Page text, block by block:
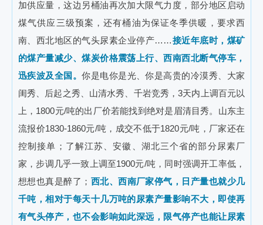
加供应量，这边另桶油再次加大限气力度，部分地区启动
煤气供应三级预案，还有桶油为保证冬季供暖，要求西
南、西北地区的气头尿素企业停产……接近年底时，煤矿
的煤产量减少、煤炭价格震荡上行、西南西北断气停车，
迅疾波及全国。你是电你是光、你是高贵的冷漠秀、大家
闺秀、后起之秀、山清水秀、千岩竞秀，3天内上调百元以
上，1800元/吨的出厂价若能找到绝对是眉清目秀。山东主
流报价1830-1860元/吨，成交不低于1820元/吨，厂家还在
控制接单；了解江苏、安徽、湖北三个省的部分尿素厂
家，步调几乎一致上调至1900元/吨，同时强调开工率低，
想想也真是醉了； 西北、西南厂家停气，日产量也就少几
千吨，相对于每天十几万吨的尿素产量影响不大，即使再
有气头停产，也不会影响如此深远，限气停产也能让尿素